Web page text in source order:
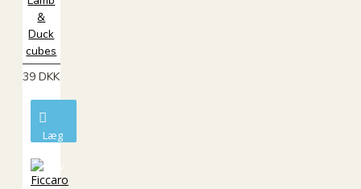
&
Duck
cubes
39 DKK
Læg
kurv